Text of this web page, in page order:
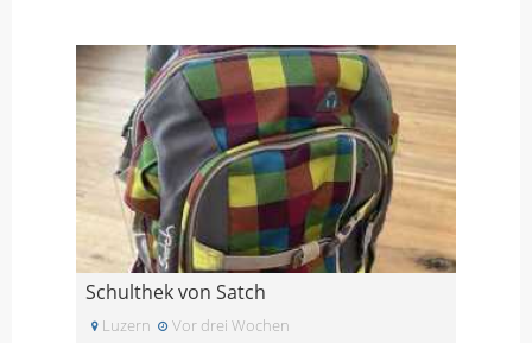
Schulthek von Satch
Luzern Vor drei Wochen